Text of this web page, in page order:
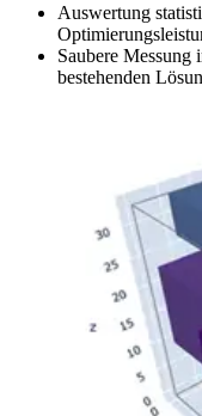
Auswertung
Saubere
bestehenden